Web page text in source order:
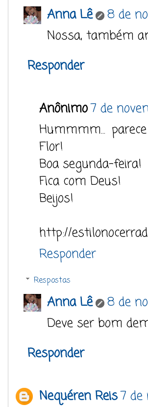
Anna Lê
8 de
Nossa, também
Responder
Anônimo7 de
Hummmm...
Flor!
Boa segunda-feira!
Fica com Deus!
Beijos!
http://
Responder
Respostas
Anna Lê
8 de
Deve ser bom
Responder
Nequéren Reis7 de